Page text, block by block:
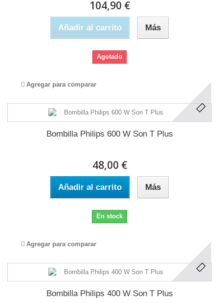
104,90 €
Añadir al carrito Más
Agotado
Agregar para comparar
Bombilla Philips 600 W Son T Plus
48,00 €
Añadir al carrito Más
En stock
Agregar para comparar
Bombilla Philips 400 W Son T Plus